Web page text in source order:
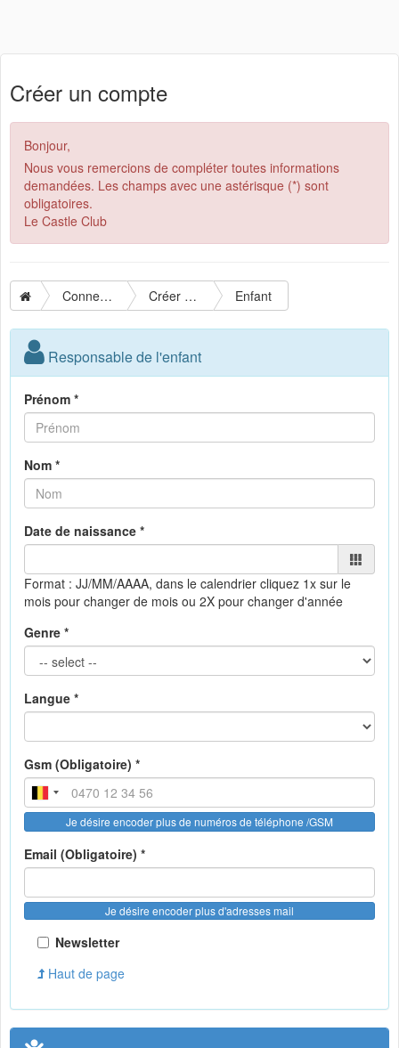
Créer un compte
Bonjour,
Nous vous remercions de compléter toutes informations
demandées. Les champs avec une astérisque (*) sont
obligatoires.
Le Castle Club
Connexion Créer un compte Enfant
Responsable de l'enfant
Prénom *
Nom *
Date de naissance *
Format : JJ/MM/AAAA, dans le calendrier cliquez 1x sur le
mois pour changer de mois ou 2X pour changer d'année
Genre *
Langue *
Gsm (Obligatoire) *
Je désire encoder plus de numéros de téléphone /GSM
Email (Obligatoire) *
Je désire encoder plus d'adresses mail
Newsletter
Haut de page